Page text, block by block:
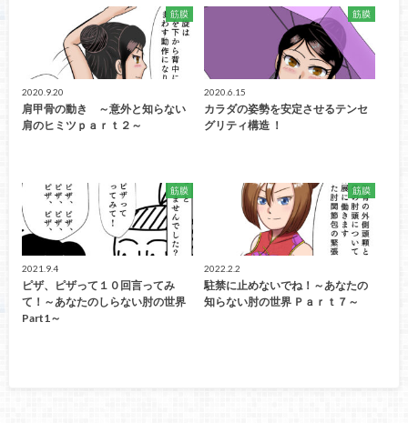
筋膜
2020.9.20
肩甲骨の動き ～意外と知らない
肩のヒミツｐａｒｔ２～
筋膜
2020.6.15
カラダの姿勢を安定させるテンセ
グリティ構造 ！
筋膜
2021.9.4
ピザ、ピザって１０回言ってみ
て！～あなたのしらない肘の世界
Part1～
筋膜
2022.2.2
駐禁に止めないでね！～あなたの
知らない肘の世界 Ｐａｒｔ７～